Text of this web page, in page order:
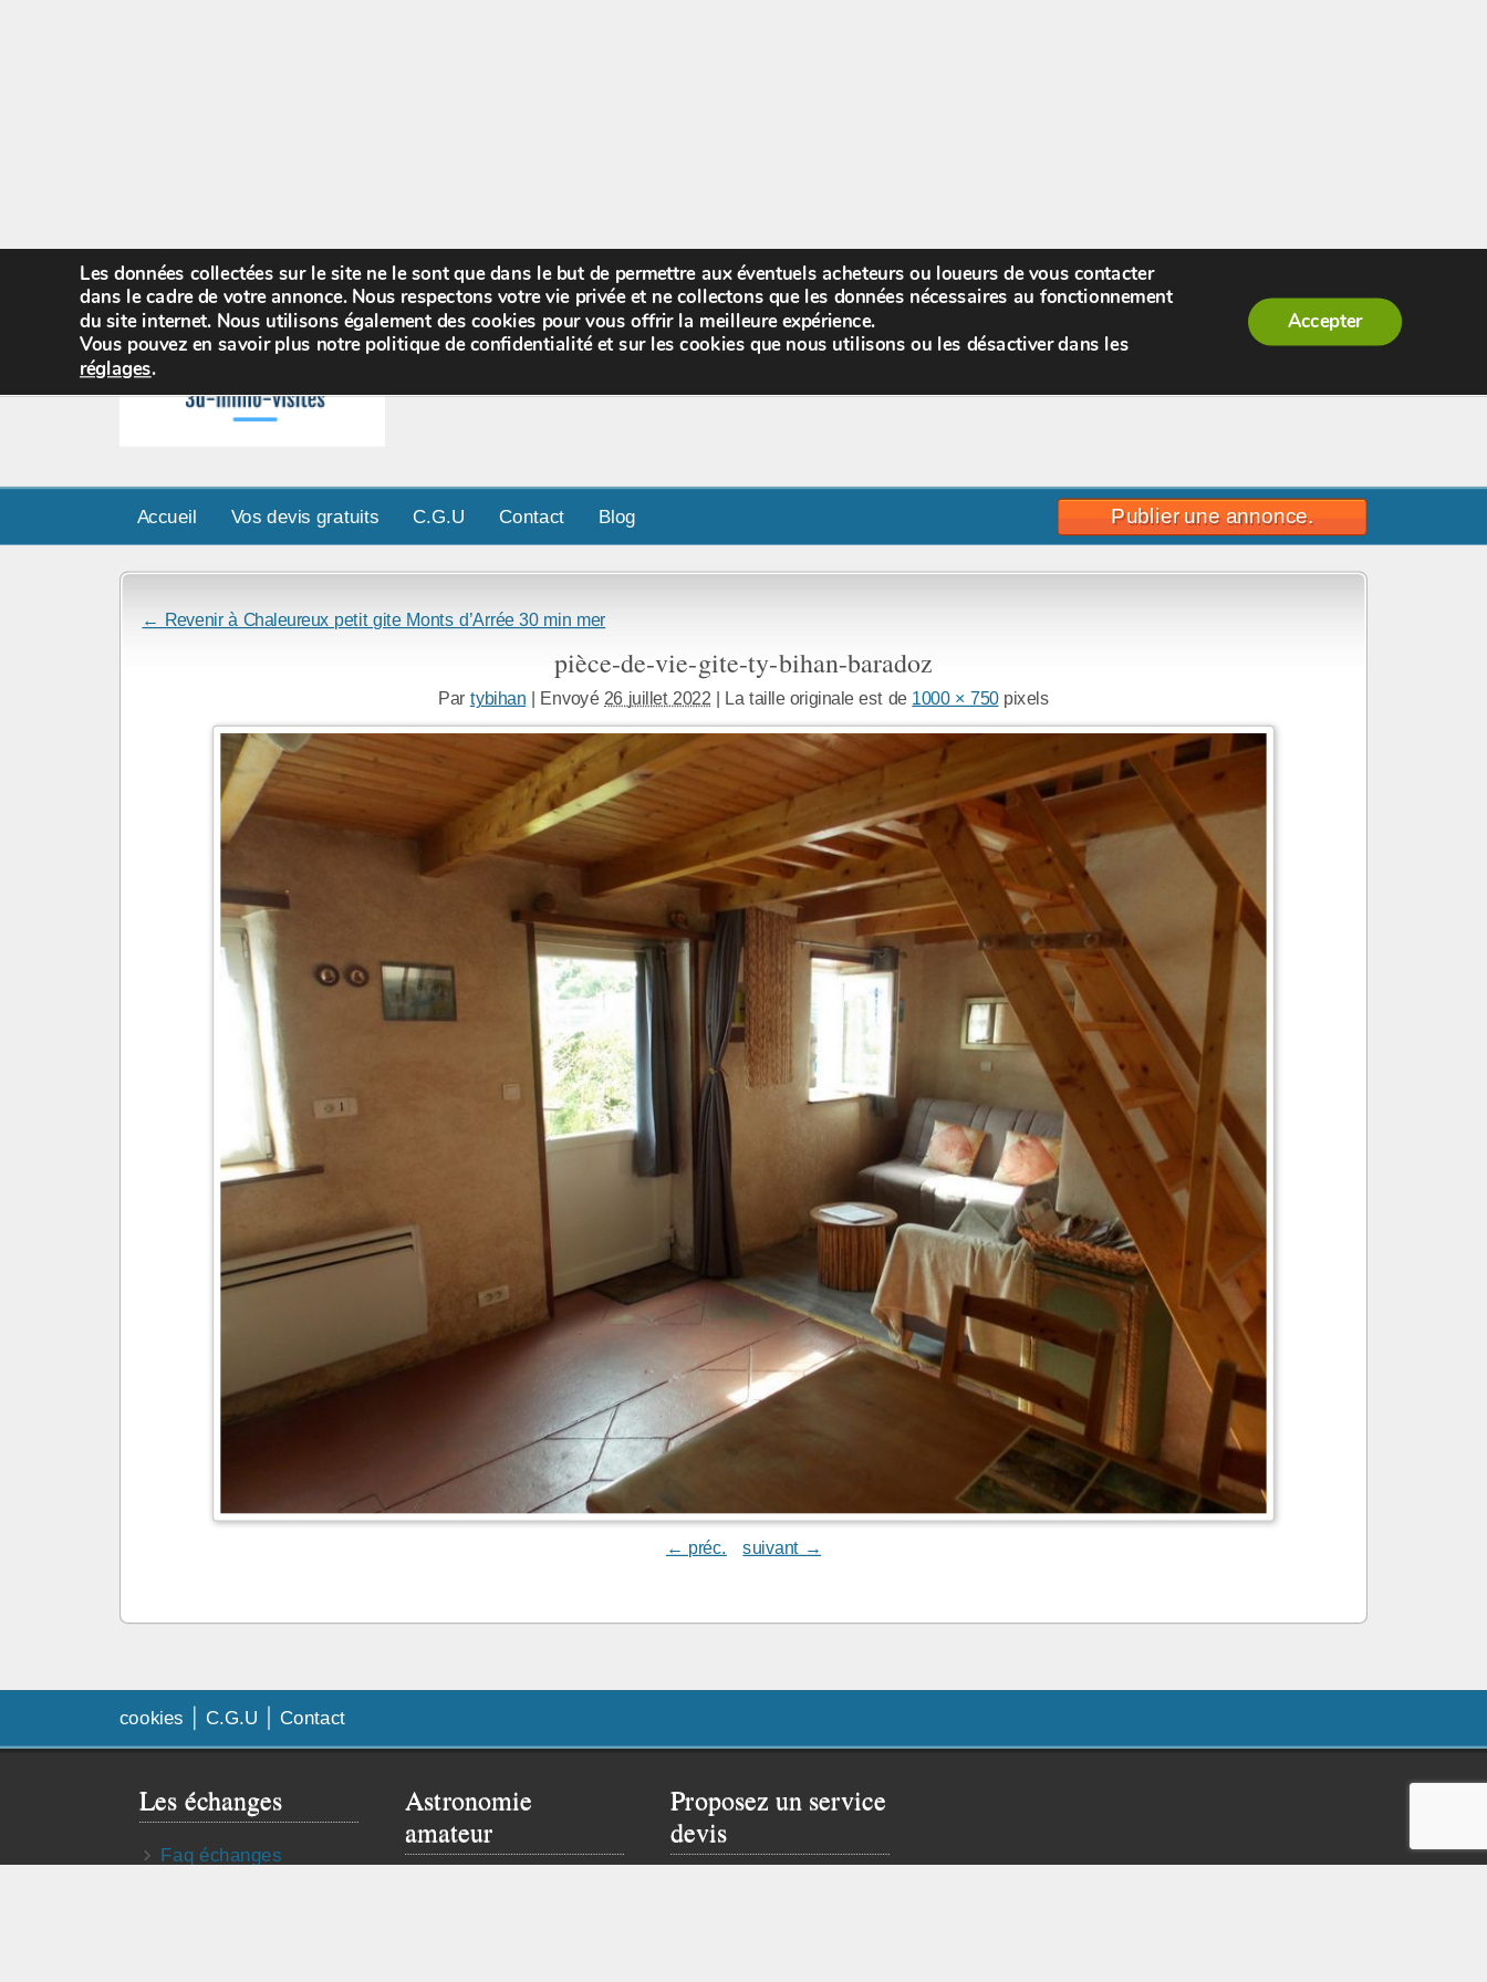
Bienvenue,visiteur ![S'enregistrer
Publier une annonce.
Accueil Vos devis gratuits C.G.U Contact Blog
← Revenir à Chaleureux petit gite Monts d’Arrée 30 min mer
pièce-de-vie-gite-ty-bihan-baradoz
Par tybihan | Envoyé 26 juillet 2022 | La taille originale est de 1000 × 750pixels
← préc. suivant →
cookies C.G.U Contact
Les échanges
Faq échanges
Astronomie
amateur
Proposez un service
devis
Les données collectées sur le site ne le sont que dans le but de permettre aux éventuels acheteurs ou loueurs de vous contacter
dans le cadre de votre annonce. Nous respectons votre vie privée et ne collectons que les données nécessaires au fonctionnement
du site internet. Nous utilisons également des cookies pour vous offrir la meilleure expérience.
Vous pouvez en savoir plus notre politique de confidentialité et sur les cookies que nous utilisons ou les désactiver dans les
réglages.
Accepter